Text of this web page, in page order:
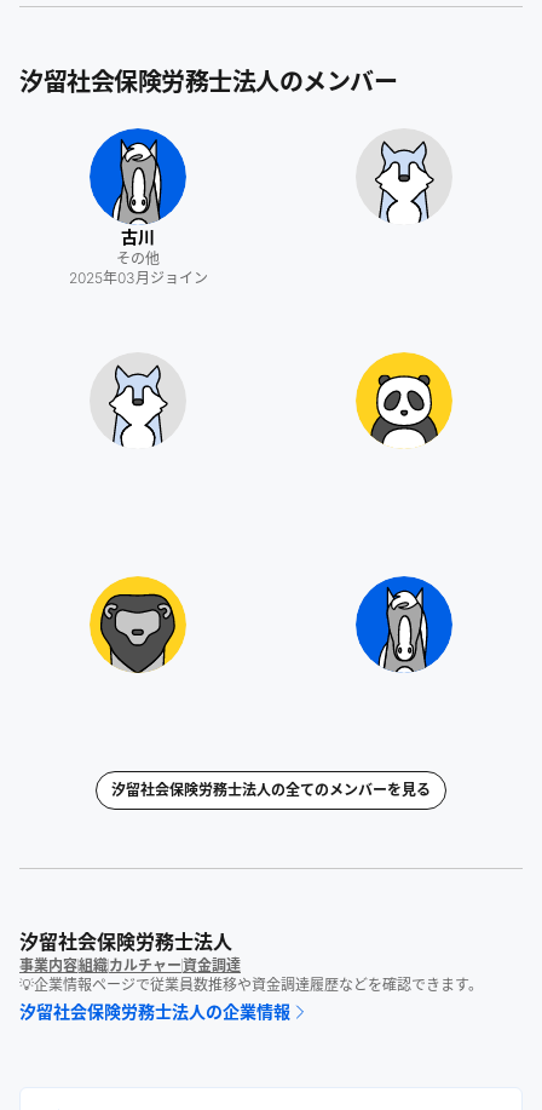
汐留社会保険労務士法人のメンバー
古川
その他
2025年03月 ジョイン
汐留社会保険労務士法人の全てのメンバーを見る
汐留社会保険労務士法人
事業内容組織カルチャー資金調達
💡企業情報ページで従業員数推移や資金調達履歴などを確認できます。
汐留社会保険労務士法人の企業情報